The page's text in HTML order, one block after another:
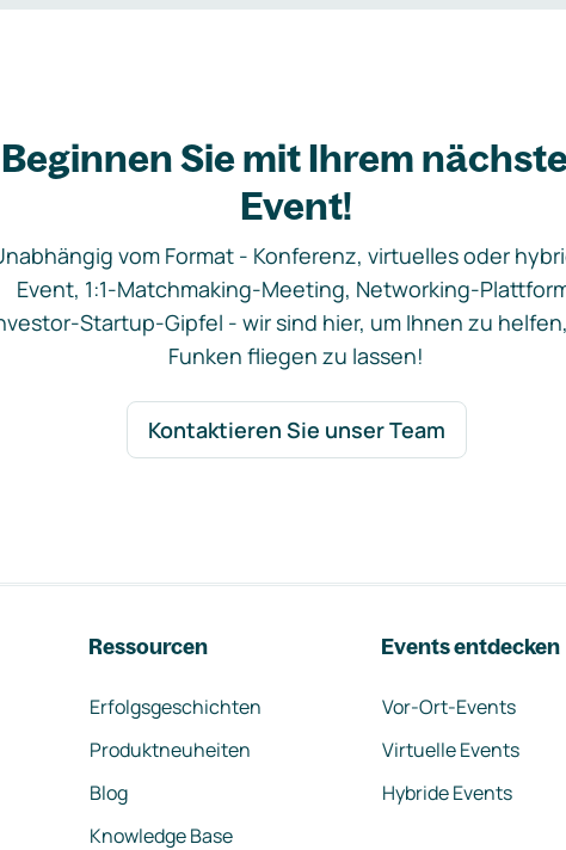
Beginnen Sie mit Ihrem
Event!
vom Format - Konferenz, virtuelles oder
Event, 1:1-Matchmaking-Meeting, Networking-
Startup-Gipfel - wir sind hier, um Ihnen zu
Funken fliegen zu lassen!
Kontaktieren Sie unser Team
Ressourcen
Erfolgsgeschichten
Produktneuheiten
Blog
Knowledge Base
Events entdecken
Vor-Ort-Events
Virtuelle Events
Hybride Events